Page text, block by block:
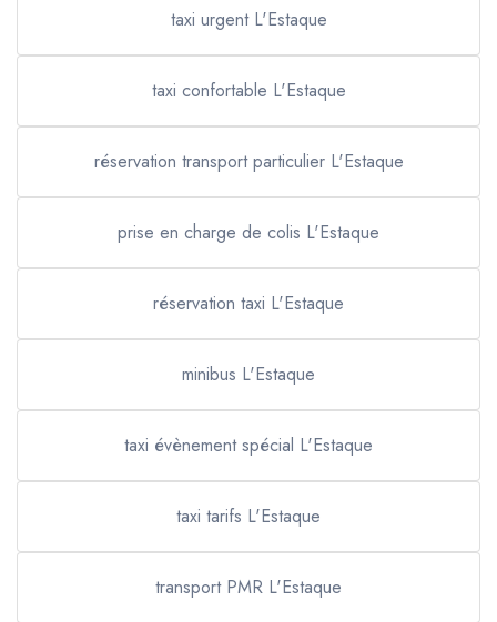
taxi urgent L'Estaque
taxi confortable L'Estaque
réservation transport particulier L'Estaque
prise en charge de colis L'Estaque
réservation taxi L'Estaque
minibus L'Estaque
taxi évènement spécial L'Estaque
taxi tarifs L'Estaque
transport PMR L'Estaque